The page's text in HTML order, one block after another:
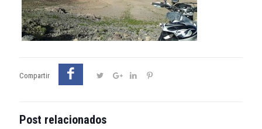
Compartir
Post relacionados